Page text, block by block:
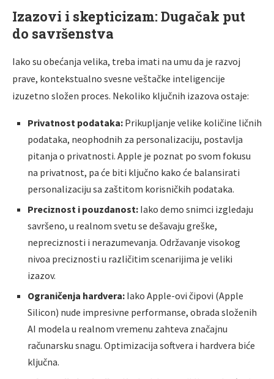
Izazovi i skepticizam: Dugačak put
do savršenstva
Iako su obećanja velika, treba imati na umu da je razvoj
prave, kontekstualno svesne veštačke inteligencije
izuzetno složen proces. Nekoliko ključnih izazova ostaje:
Privatnost podataka: Prikupljanje velike količine ličnih
podataka, neophodnih za personalizaciju, postavlja
pitanja o privatnosti. Apple je poznat po svom fokusu
na privatnost, pa će biti ključno kako će balansirati
personalizaciju sa zaštitom korisničkih podataka.
Preciznost i pouzdanost: Iako demo snimci izgledaju
savršeno, u realnom svetu se dešavaju greške,
nepreciznosti i nerazumevanja. Održavanje visokog
nivoa preciznosti u različitim scenarijima je veliki
izazov.
Ograničenja hardvera: Iako Apple-ovi čipovi (Apple
Silicon) nude impresivne performanse, obrada složenih
AI modela u realnom vremenu zahteva značajnu
računarsku snagu. Optimizacija softvera i hardvera biće
ključna.